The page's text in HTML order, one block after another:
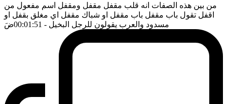
من بين هذه الصفات انه قلب مقفل مقفل ومقفل اسم مفعول من
اقفل تقول باب مقفل باب مقفل او شباك مقفل اي مغلق بقفل او
مسدود والعرب يقولون للرجل البخيل - 00:01:51 ضَ